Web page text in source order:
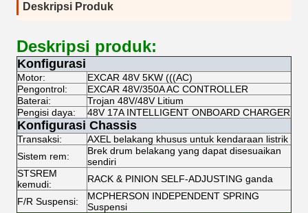
Deskripsi Produk
Deskripsi produk:
Konfigurasi
Motor:
EXCAR 48V 5KW (((AC)
Pengontrol:
EXCAR 48V/350A AC CONTROLLER
Baterai:
Trojan 48V/48V Litium
Pengisi daya:
48V 17A INTELLIGENT ONBOARD CHARGER
Konfigurasi Chassis
Transaksi:
AXEL belakang khusus untuk kendaraan listrik
Sistem rem:
Brek drum belakang yang dapat disesuaikan
sendiri
STSREM
kemudi:
RACK & PINION SELF-ADJUSTING ganda
F/R Suspensi:
MCPHERSON INDEPENDENT SPRING
Suspensi